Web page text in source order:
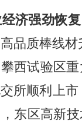
济强劲恢复
品质棒线
西试验区
所顺利上市
东区高新